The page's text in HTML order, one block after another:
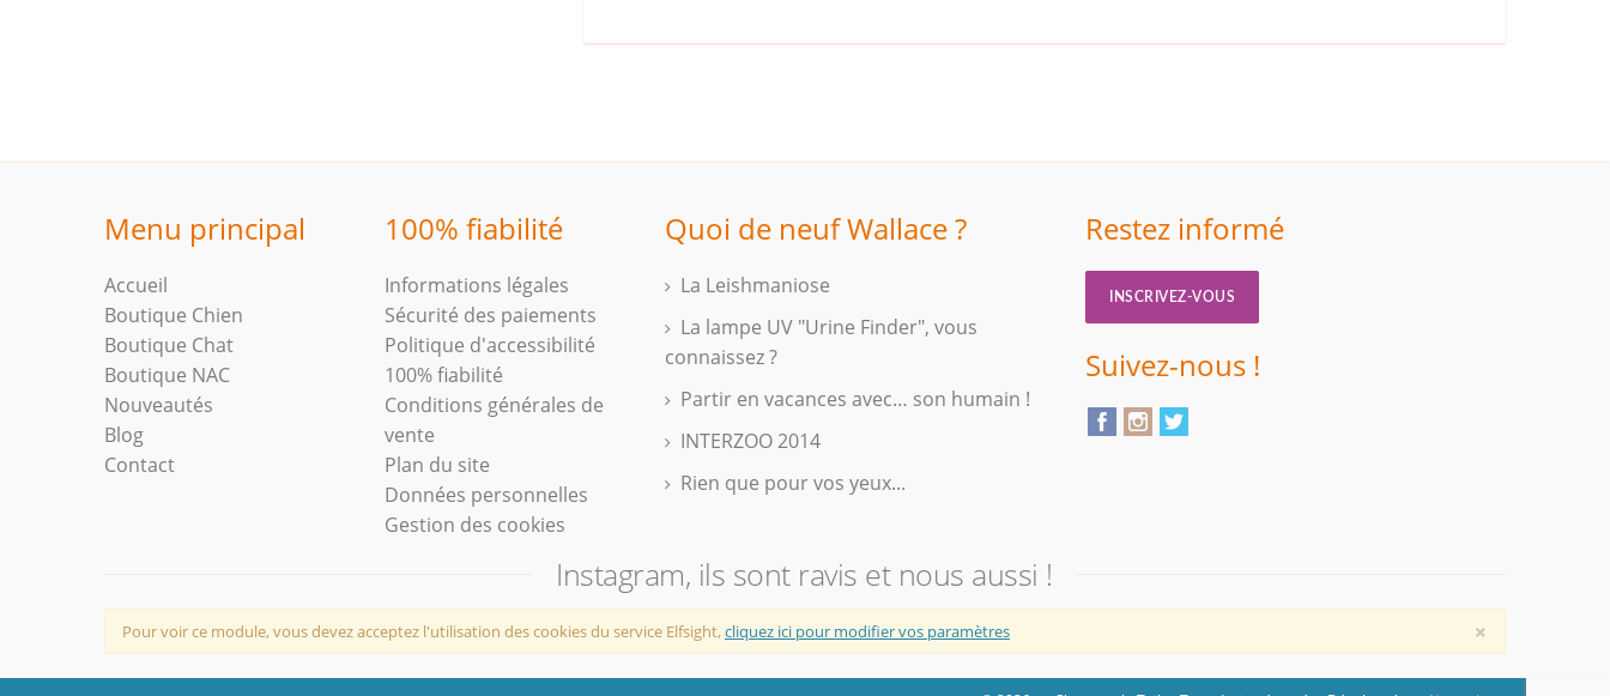
Menu principal
Accueil
Boutique Chien
Boutique Chat
Boutique NAC
Nouveautés
Blog
Contact
100% fiabilité
Informations légales
Sécurité des paiements
Politique d'accessibilité
100% fiabilité
Conditions générales de
vente
Plan du site
Données personnelles
Gestion des cookies
Quoi de neuf Wallace ?
La Leishmaniose
La lampe UV "Urine Finder", vous
connaissez ?
Partir en vacances avec… son humain !
INTERZOO 2014
Rien que pour vos yeux...
Restez informé
INSCRIVEZ-VOUS
Suivez-nous !
Instagram, ils sont ravis et nous aussi !
Pour voir ce module, vous devez acceptez l'utilisation des cookies du service Elfsight,cliquez ici pour modifier vos paramètres ×